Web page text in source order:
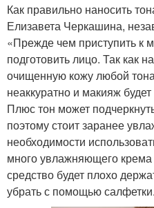
Как правильно наносить
Елизавета Черкашина,
«Прежде чем приступить к
подготовить лицо. Так как
очищенную кожу любой
неаккуратно и макияж
Плюс тон может
поэтому стоит заранее
необходимости
много увлажняющего крема
средство будет плохо
убрать с помощью салфетки.